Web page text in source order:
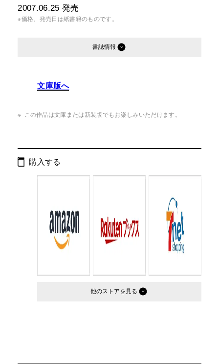
2007.06.25 発売
※価格、発売日は紙書籍のものです。
書誌情報
ISBN： 9784344013414
文庫版へ
この作品は文庫または新装版でもお楽しみいただけます。
購入する
他のストア